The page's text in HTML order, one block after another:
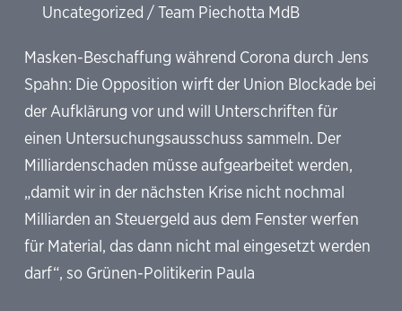
Uncategorized /Team Piechotta MdB
Masken-Beschaffung während Corona durch Jens
Spahn: Die Opposition wirft der Union Blockade bei
der Aufklärung vor und will Unterschriften für
einen Untersuchungsausschuss sammeln. Der
Milliardenschaden müsse aufgearbeitet werden,
„damit wir in der nächsten Krise nicht nochmal
Milliarden an Steuergeld aus dem Fenster werfen
für Material, das dann nicht mal eingesetzt werden
darf“, so Grünen-Politikerin Paula